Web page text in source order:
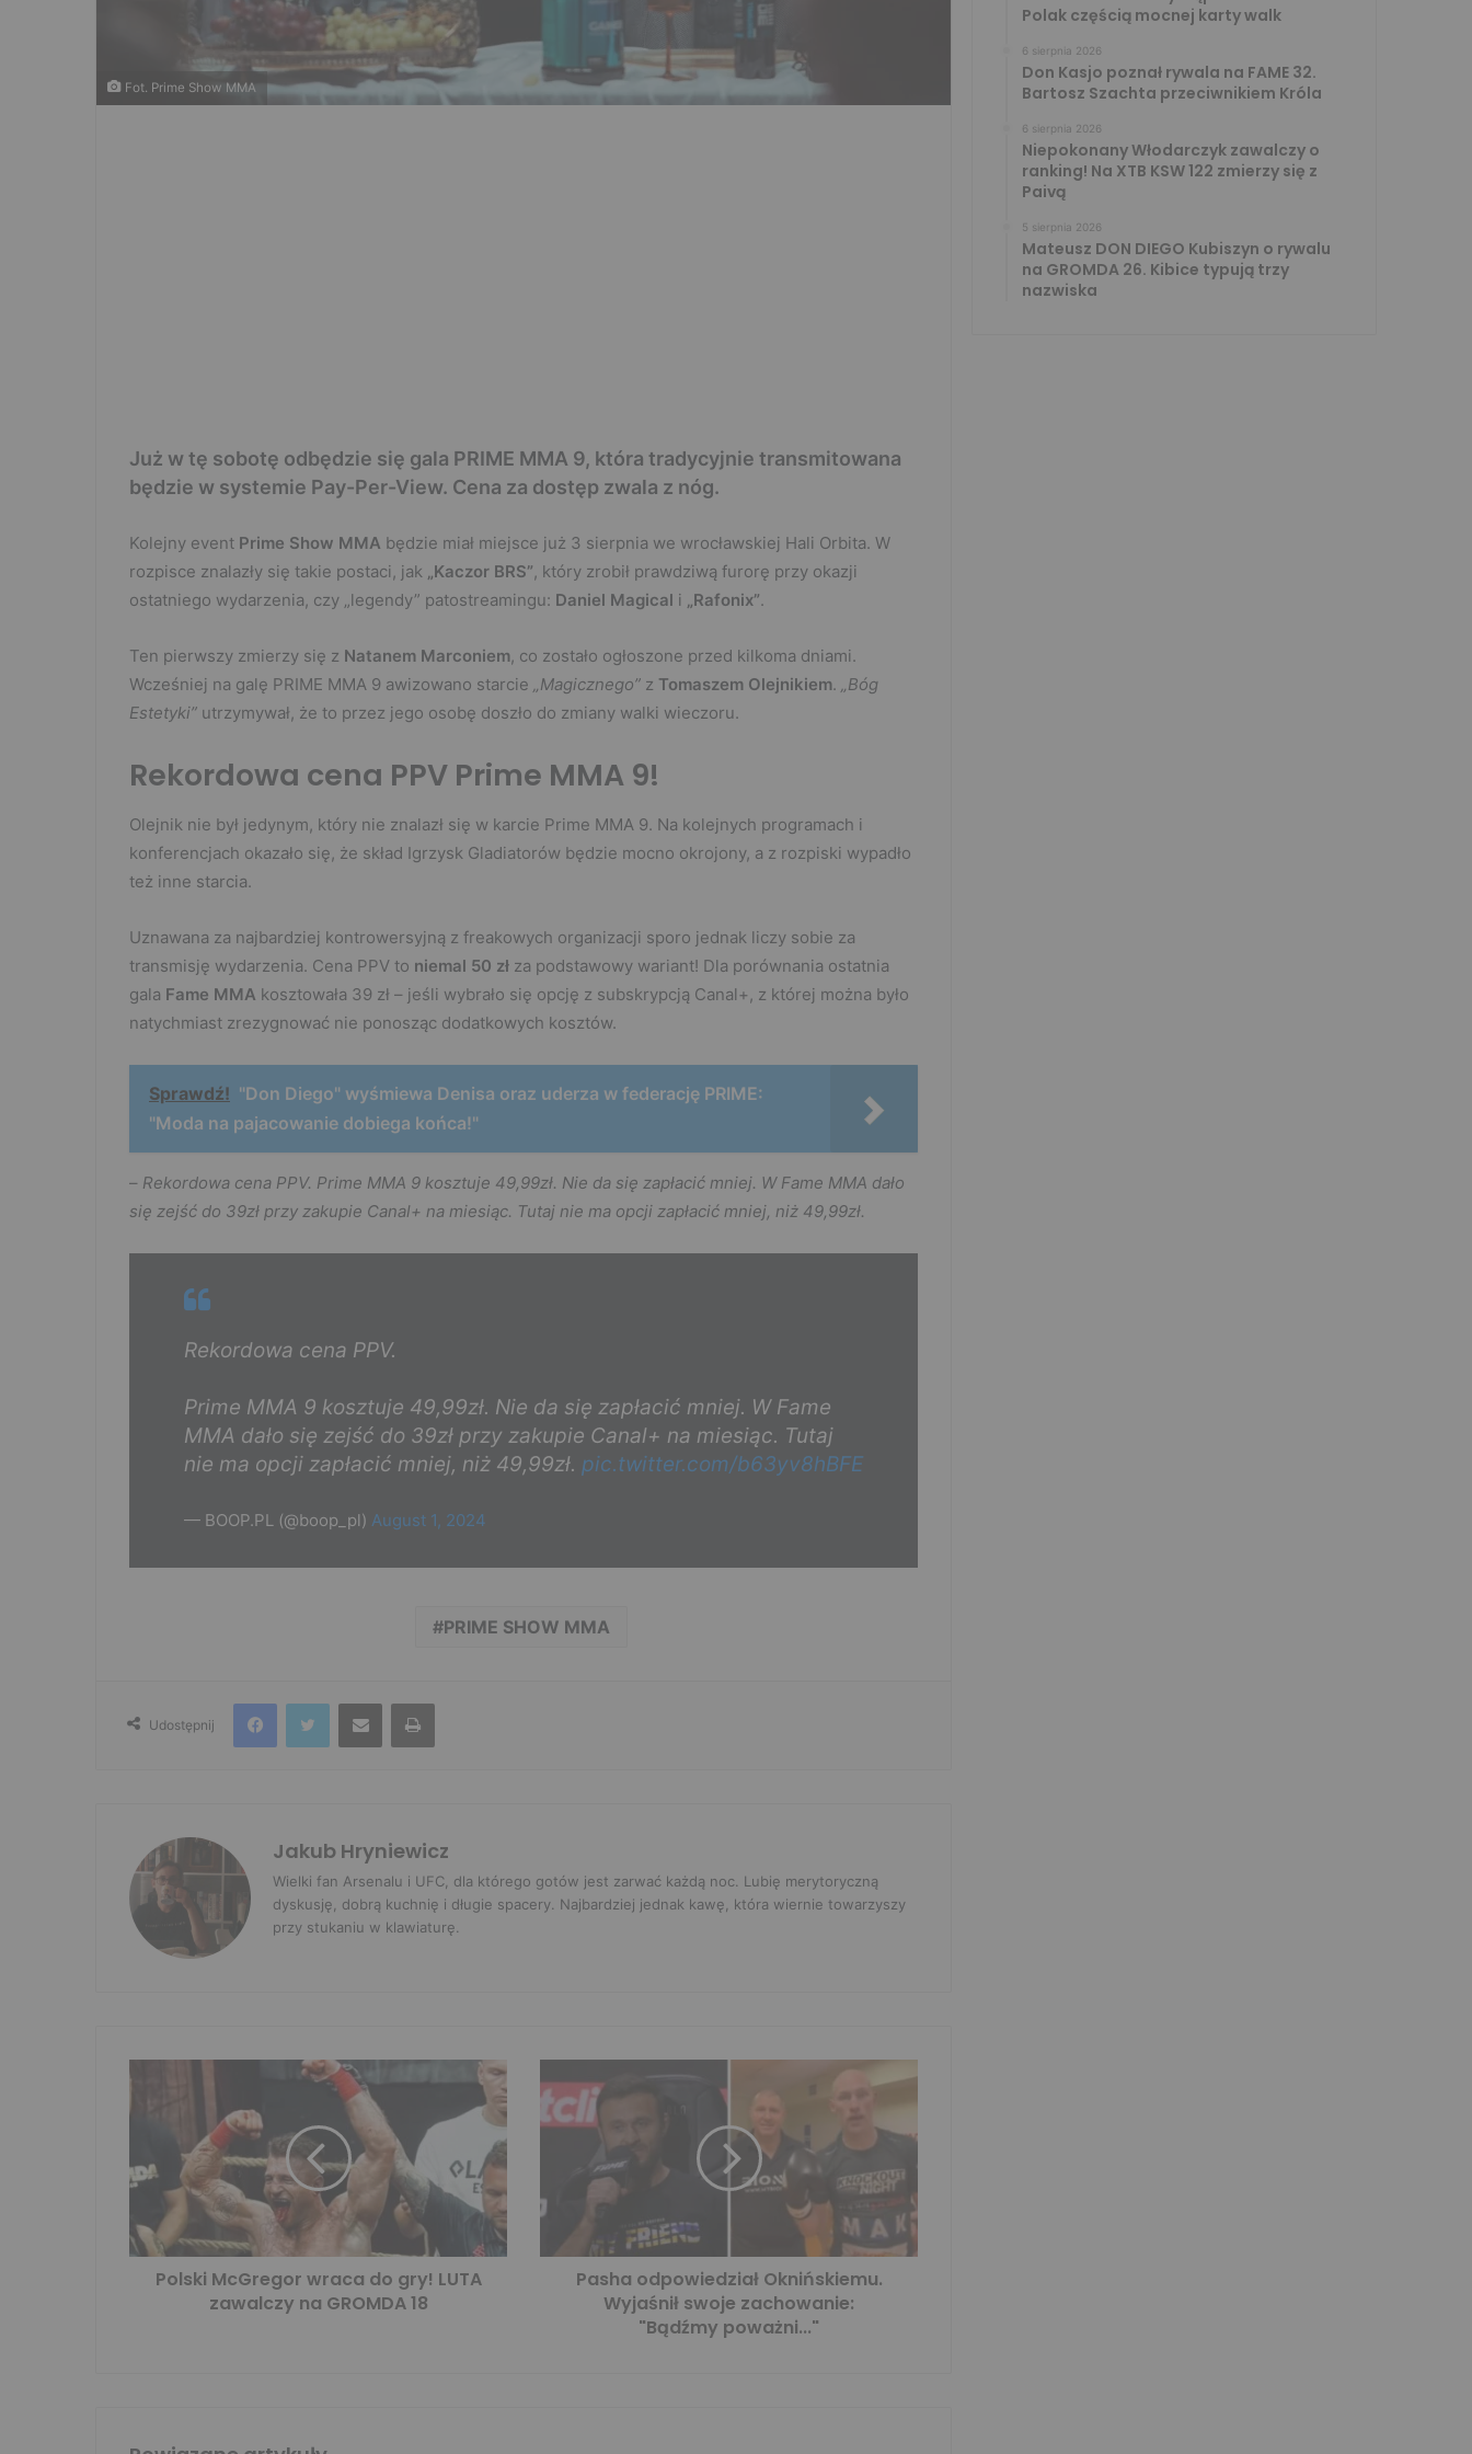
Fot. Prime Show MMA
Już w tę sobotę odbędzie się gala PRIME MMA 9, która tradycyjnie transmitowana
będzie w systemie Pay-Per-View. Cena za dostęp zwala z nóg.
Kolejny event Prime Show MMA będzie miał miejsce już 3 sierpnia we wrocławskiej Hali Orbita. W
rozpisce znalazły się takie postaci, jak „Kaczor BRS”, który zrobił prawdziwą furorę przy okazji
ostatniego wydarzenia, czy „legendy” patostreamingu: Daniel Magical i „Rafonix”.
Ten pierwszy zmierzy się z Natanem Marconiem, co zostało ogłoszone przed kilkoma dniami.
Wcześniej na galę PRIME MMA 9 awizowano starcie „Magicznego” z Tomaszem Olejnikiem. „Bóg
Estetyki” utrzymywał, że to przez jego osobę doszło do zmiany walki wieczoru.
Rekordowa cena PPV Prime MMA 9!
Olejnik nie był jedynym, który nie znalazł się w karcie Prime MMA 9. Na kolejnych programach i
konferencjach okazało się, że skład Igrzysk Gladiatorów będzie mocno okrojony, a z rozpiski wypadło
też inne starcia.
Uznawana za najbardziej kontrowersyjną z freakowych organizacji sporo jednak liczy sobie za
transmisję wydarzenia. Cena PPV to niemal 50 zł za podstawowy wariant! Dla porównania ostatnia
gala Fame MMA kosztowała 39 zł – jeśli wybrało się opcję z subskrypcją Canal+, z której można było
natychmiast zrezygnować nie ponosząc dodatkowych kosztów.
Sprawdź! "Don Diego" wyśmiewa Denisa oraz uderza w federację PRIME:
"Moda na pajacowanie dobiega końca!"
– Rekordowa cena PPV. Prime MMA 9 kosztuje 49,99zł. Nie da się zapłacić mniej. W Fame MMA dało
się zejść do 39zł przy zakupie Canal+ na miesiąc. Tutaj nie ma opcji zapłacić mniej, niż 49,99zł.
Rekordowa cena PPV.
Prime MMA 9 kosztuje 49,99zł. Nie da się zapłacić mniej. W Fame
MMA dało się zejść do 39zł przy zakupie Canal+ na miesiąc. Tutaj
nie ma opcji zapłacić mniej, niż 49,99zł. pic.twitter.com/b63yv8hBFE
— BOOP.PL (@boop_pl) August 1, 2024
PRIME SHOW MMA
Udostępnij
FacebookTwitter Udostępnij przez e-mail Drukuj
Jakub Hryniewicz
Wielki fan Arsenalu i UFC, dla którego gotów jest zarwać każdą noc. Lubię merytoryczną
dyskusję, dobrą kuchnię i długie spacery. Najbardziej jednak kawę, która wiernie towarzyszy
przy stukaniu w klawiaturę.
Polski McGregor wraca do gry! LUTA
zawalczy na GROMDA 18
Pasha odpowiedział Oknińskiemu.
Wyjaśnił swoje zachowanie:
"Bądźmy poważni..."
Polak częścią mocnej karty walk
6 sierpnia 2026
Don Kasjo poznał rywala na FAME 32.
Bartosz Szachta przeciwnikiem Króla
6 sierpnia 2026
Niepokonany Włodarczyk zawalczy o
ranking! Na XTB KSW 122 zmierzy się z
Paivą
5 sierpnia 2026
Mateusz DON DIEGO Kubiszyn o rywalu
na GROMDA 26. Kibice typują trzy
nazwiska